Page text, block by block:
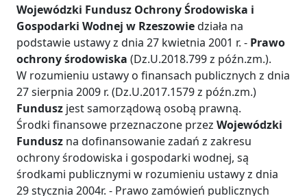
Wojewódzki Fundusz Ochrony Środowiska i
Gospodarki Wodnej w Rzeszowiedziała na
podstawie ustawy z dnia 27 kwietnia 2001 r. - Prawo
ochrony środowiska (Dz.U.2018.799 z późn.zm.).
W rozumieniu ustawy o finansach publicznych z dnia
27 sierpnia 2009 r. (Dz.U.2017.1579 z późn.zm.)
Fundusz jest samorządową osobą prawną.
Środki finansowe przeznaczone przez Wojewódzki
Fundusz na dofinansowanie zadań z zakresu
ochrony środowiska i gospodarki wodnej, są
środkami publicznymi w rozumieniu ustawy z dnia
29 stycznia 2004r. - Prawo zamówień publicznych